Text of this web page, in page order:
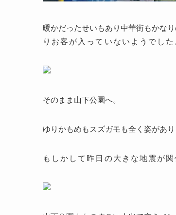
暖かだったせいもあり中華街もかなり
りお客が入っていないようでした
そのまま山下公園へ。
ゆりかもめもスズガモも全く姿があり
もしかして昨日の大きな地震が